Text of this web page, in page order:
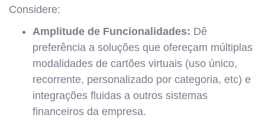
Considere:
Amplitude de Funcionalidades: Dê
preferência a soluções que ofereçam múltiplas
modalidades de cartões virtuais (uso único,
recorrente, personalizado por categoria, etc) e
integrações fluidas a outros sistemas
financeiros da empresa.